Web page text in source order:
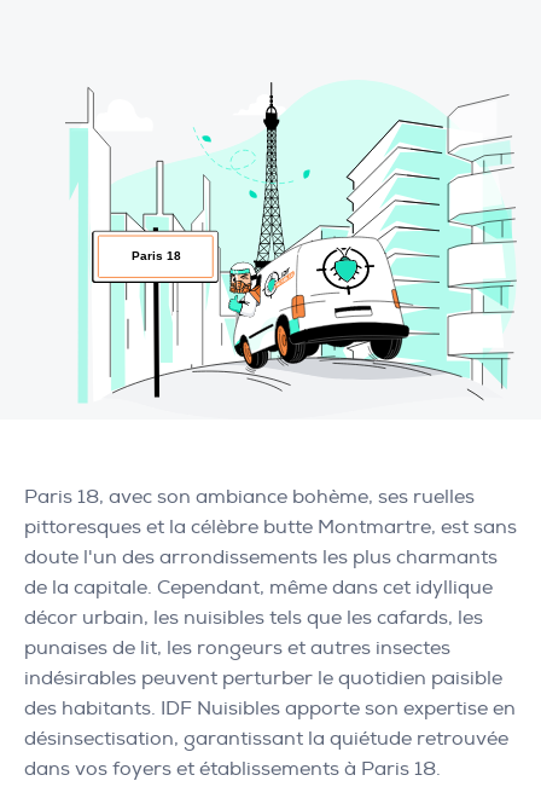
Paris 18, avec son ambiance bohème, ses ruelles
pittoresques et la célèbre butte Montmartre, est sans
doute l'un des arrondissements les plus charmants
de la capitale. Cependant, même dans cet idyllique
décor urbain, les nuisibles tels que les cafards, les
punaises de lit, les rongeurs et autres insectes
indésirables peuvent perturber le quotidien paisible
des habitants. IDF Nuisibles apporte son expertise en
désinsectisation, garantissant la quiétude retrouvée
dans vos foyers et établissements à Paris 18.